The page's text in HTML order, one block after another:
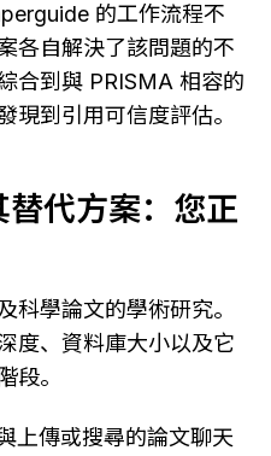
的工作流程不
各自解決了該問題的不
合到與 PRISMA 相容的
現到引用可信度評估。
代方案：您正
科學論文的學術研究。
度、資料庫大小以及它
段。
上傳或搜尋的論文聊天